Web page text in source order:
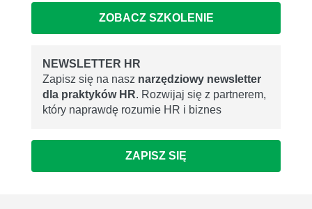
ZOBACZ SZKOLENIE
NEWSLETTER HR
Zapisz się na nasz narzędziowy newsletter
dla praktyków HR. Rozwijaj się z partnerem,
który naprawdę rozumie HR i biznes
ZAPISZ SIĘ